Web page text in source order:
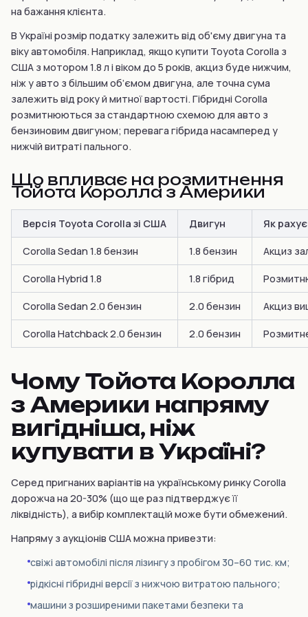
на бажання клієнта.
В Україні розмір податку залежить від об'єму двигуна та
віку автомобіля. Наприклад, якщо купити Toyota Corolla з
США з мотором 1.8 л і віком до 5 років, акциз буде нижчим,
ніж у авто з більшим об’ємом двигуна, але точна сума
залежить від року й митної вартості. Гібридні Corolla
розмитнюються за стандартною схемою для авто з
бензиновим двигуном; перевага гібрида насамперед у
нижчій витраті пального.
Що впливає на розмитнення
Тойота Королла з Америки
Версія Toyota Corolla зі США Двигун Як
Corolla Sedan 1.8 бензин 1.8 бензин Акциз
Corolla Hybrid 1.8 1.8 гібрид
Corolla Sedan 2.0 бензин 2.0 бензин Акциз
Corolla Hatchback 2.0 бензин 2.0 бензин
Чому Тойота Королла
з Америки напряму
вигідніша, ніж
купувати в Україні?
Серед пригнаних варіантів на українському ринку Corolla
дорожча на 20-30% (що ще раз підтверджує її
ліквідність), а вибір комплектацій може бути обмежений.
Напряму з аукціонів США можна привезти:
свіжі автомобілі після лізингу з пробігом 30–60 тис. км;
рідкісні гібридні версії з нижчою витратою пального;
машини з розширеними пакетами безпеки та